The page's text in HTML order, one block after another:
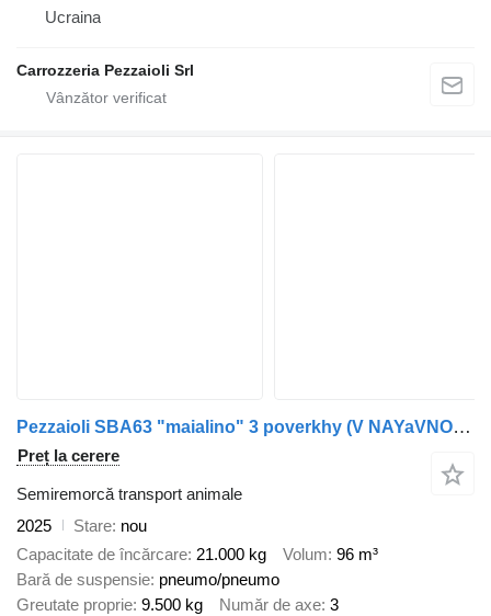
Ucraina
Carrozzeria Pezzaioli Srl
Pezzaioli SBA63 "maialino" 3 poverkhy (V NAYaVNOSTI v Ukraini))
Preț la cerere
Semiremorcă transport animale
2025
Stare nou
Capacitate de încărcare 21.000 kg Volum 96 m³
Bară de suspensie pneumo/pneumo
Greutate proprie 9.500 kg Număr de axe 3